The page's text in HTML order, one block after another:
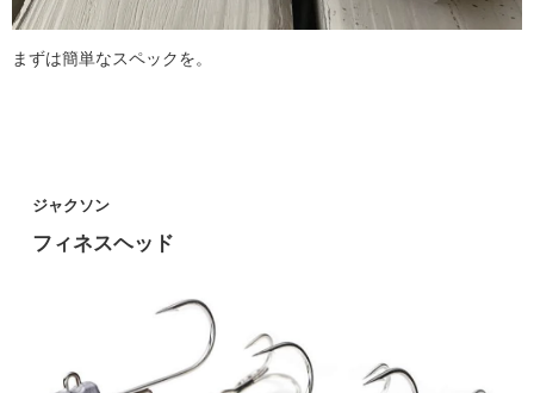
まずは簡単なスペックを。
ジャクソン
フィネスヘッド